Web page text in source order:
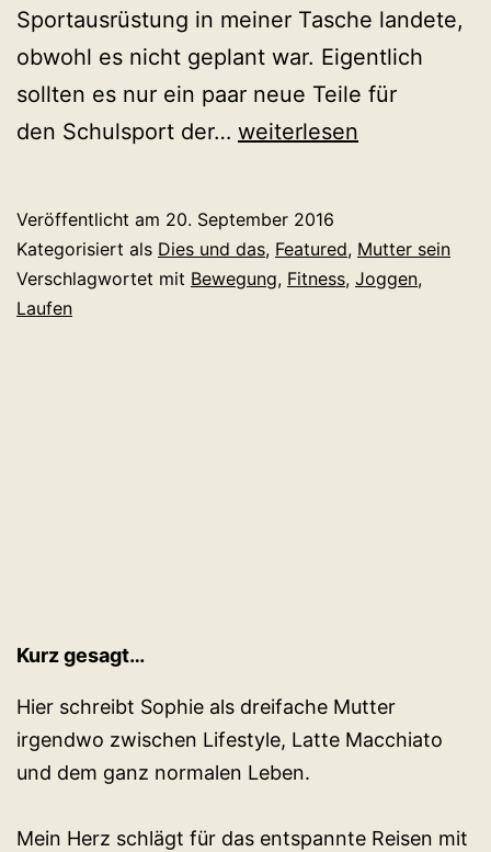
Sportausrüstung in meiner Tasche landete,
obwohl es nicht geplant war. Eigentlich
sollten es nur ein paar neue Teile für
den Schulsport der… Mehr
mein
Leben!
weiterlesen
Veröffentlicht am 20. September 2016
Kategorisiert als Dies und das, Featured, Mutter sein
Verschlagwortet mit Bewegung, Fitness, Joggen,
Laufen
Kurz gesagt…
Hier schreibt Sophie als dreifache Mutter
irgendwo zwischen Lifestyle, Latte Macchiato
und dem ganz normalen Leben.
Mein Herz schlägt für das entspannte Reisen mit